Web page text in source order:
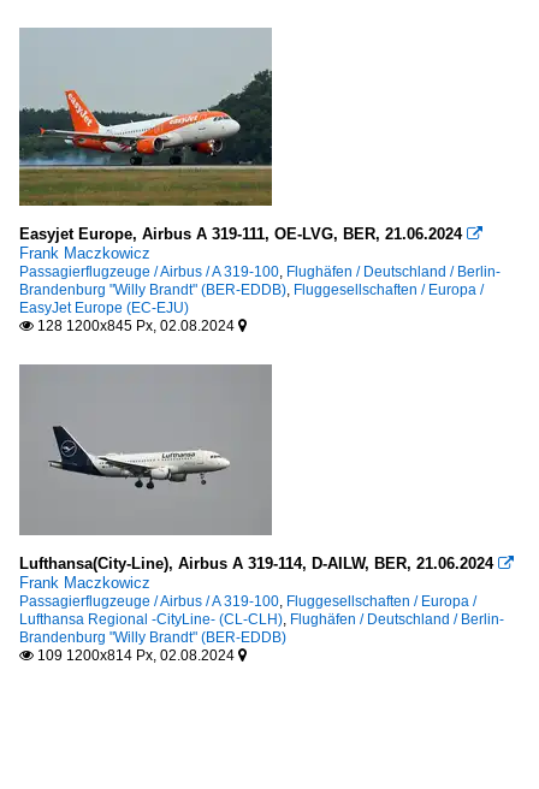
Easyjet Europe, Airbus A 319-111, OE-LVG, BER, 21.06.2024 
Frank Maczkowicz
Passagierflugzeuge / Airbus / A 319-100, Flughäfen / Deutschland / Berlin-
Brandenburg "Willy Brandt" (BER-EDDB), Fluggesellschaften / Europa /
EasyJet Europe (EC-EJU)
 128 1200x845 Px, 02.08.2024 
Lufthansa(City-Line), Airbus A 319-114, D-AILW, BER, 21.06.2024 
Frank Maczkowicz
Passagierflugzeuge / Airbus / A 319-100, Fluggesellschaften / Europa /
Lufthansa Regional -CityLine- (CL-CLH), Flughäfen / Deutschland / Berlin-
Brandenburg "Willy Brandt" (BER-EDDB)
 109 1200x814 Px, 02.08.2024 